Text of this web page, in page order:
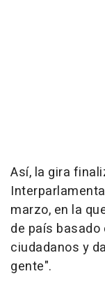
Así, la gira
marzo, en la
de país
ciudadanos y
gente".